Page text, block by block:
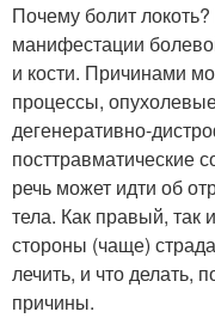
Почему болит
манифестации
и кости. Причинами
процессы,
дегенеративно-
посттравматические
речь может идти об
тела. Как правый, так
стороны (чаще)
лечить, и что делать,
причины.